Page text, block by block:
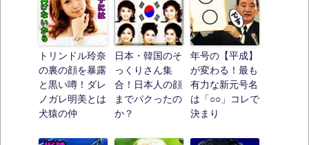
トリンドル玲奈
の裏の顔を暴露
と黒い噂！ダレ
ノガレ明美とは
犬猿の仲
日本・韓国のそ
っくりさん集
合！日本人の顔
までパクったの
か？
年号の【平成】
が変わる！最も
有力な新元号名
は「○○」コレで
決まり